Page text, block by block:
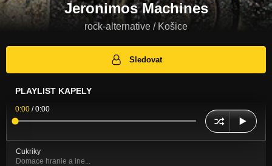
Jeronimos Machines
rock-alternative / Košice
Sledovat
PLAYLIST KAPELY
0:00 /0:00
Cukriky
Domace hranie a ine...